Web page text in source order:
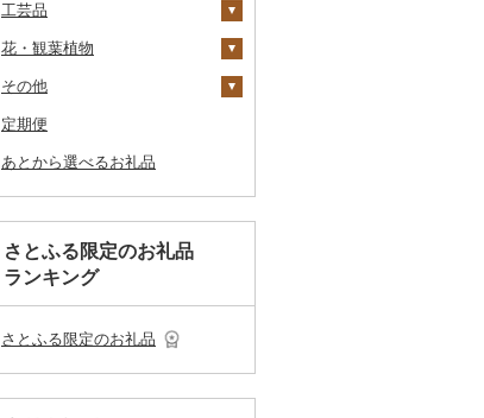
鯛
のどぐろ
ブリ
ほっけ
その他鮮魚
その他柑橘
パイナップル
栗
羊羹
饅頭
大福
その他和菓子
キムチ
その他漬物
缶詰・瓶詰
肉
魚
ジャム
その他缶詰・瓶詰
乾物
燻製（スモーク）
おせち
その他加工品
オリーブオイル
ごま油
はちみつ
ドレッシング
その他調味料
ケチャップ
こしょう
その他調味料
カー用品
時計
その他家電
券
GDOふるさとゴルフ
プレークーポン
その他のゴルフプレー
花火大会チケット
カタログギフト
その他家具・インテリ
毛布
タオルケット
その他タオル
文房具・印鑑
ボールペン
ノート・ファイル
その他文房具
食器
グラス・カップ
箸
スプーン・フォーク・
ナイフ
皿・椀
その他食器
キッチン用品
フライパン
鍋
まな板
土鍋
日用品
洗剤
トイレットペーパー
ティッシュ
その他日用品
楽器・器材
本・CD・DVD
おもちゃ・ぬいぐるみ
ご当地キャラクター
ペット用品
ゴルフウェア
その他ゴルフ
サイクリング
アウトドア・キャンプ
その他スポーツ
その他スポーツ
洗顔
その他スキンケア
シャンプー・リンス
石鹸・ボディーソープ
入浴剤
アロマ
プロテイン
その他美容
鞄・バッグ
トートバッグ・ショル
ツケース
その他鞄・バッグ
洋服
女性・レディース
子供・ベビー
その他洋服
和服
靴・履物
靴・シューズ
スリッパ・下駄・草履
その他靴・履物
アクセサリー
ペンダント・ネックレ
ス
ピアス・イヤリング
その他アクセサリー
その他服飾小物
ショール・ストール
マフラー・手袋
工芸品
織物
本場奄美大島紬
陶器・漆器
唐津焼
備前焼
美濃焼
村上木彫堆朱
その他装飾品・工芸品
数珠
工芸品
播州そろばん
美濃和紙
花・観葉植物
観葉植物・苗木
花
胡蝶蘭
造花・プリザーブドフ
ラワー
その他花
盆栽・その他
その他
地域サービス
その他
定期便
あとから選べるお礼品
さとふる限定のお礼品
ランキング
さとふる限定のお礼品